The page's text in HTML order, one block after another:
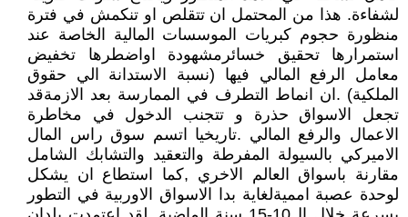
لشفاءة. هذا من المحتمل ان تتقلص او تنكمش في فترة
منظورة حجوم كبريات الموسسات المالية الخاصة عند
استمرارها تحقيق خسائرمشهودة اواضطرها تخفيض
معامل الرفع المالي فيها (نسبة الاستدانة الي حقوق
الملكية) .ان انماط التطرف في الممارسة بعد الازمةقد
تجعل الاسواق حذرة و تتجنب الدخول في مخاطرة
الاعمال والرفع المالي .تاريخيا اتسم سوق راس المال
الاميركي بالسيولة المفرطة والتعقيد والتشابك الشامل
مقارنة باسواق العالم الاخري ,كما استطاع ان يشكل
لوحدة عصبة امميةلغاية بدا الاسواق الاوربية في التطور